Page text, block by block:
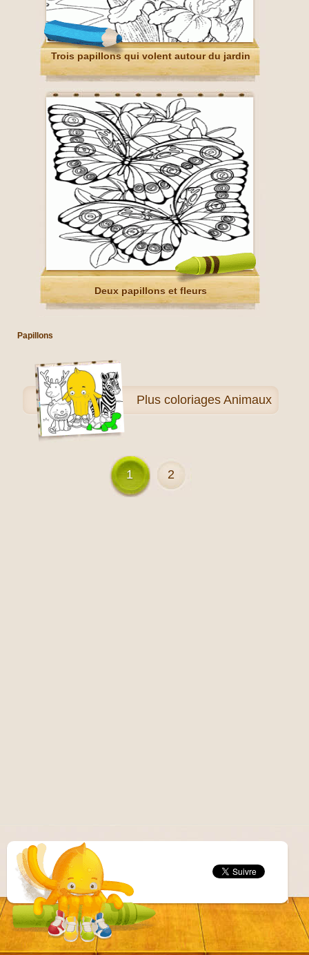
Trois papillons qui volent autour du jardin
Deux papillons et fleurs
Papillons
Plus coloriages Animaux
1 2